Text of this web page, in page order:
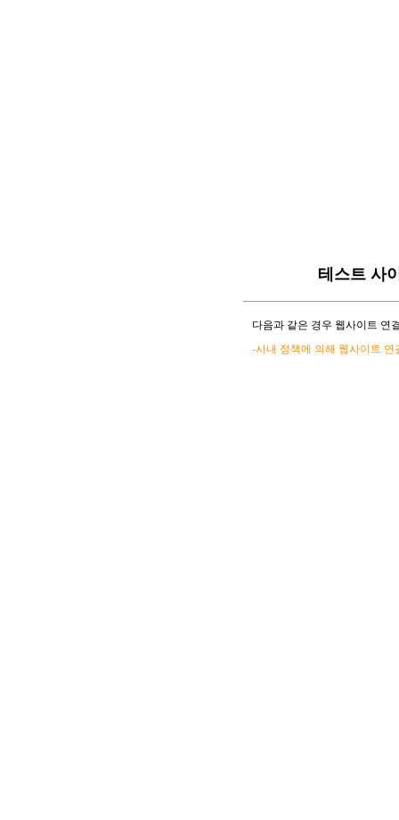
테스트 사
다음과 같은 경우 웹사이트 연
-사내 정책에 의해 웹사이트